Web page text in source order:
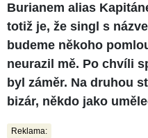
Burianem alias
totiž je, že singl s
budeme někoho
neurazil mě. Po chvíli
byl záměr. Na druhou
bizár, někdo jako
Reklama: